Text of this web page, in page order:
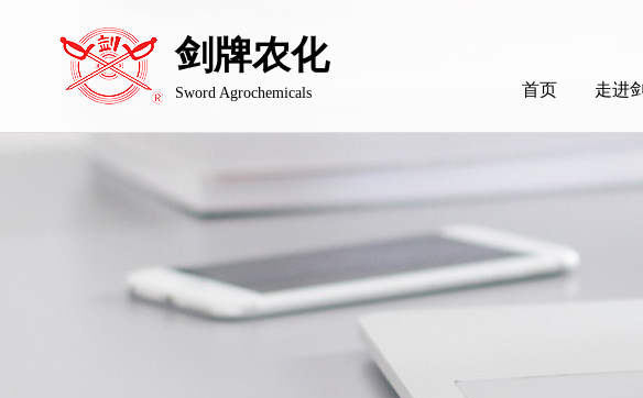
剑牌农化
Sword Agrochemicals 首页 走进